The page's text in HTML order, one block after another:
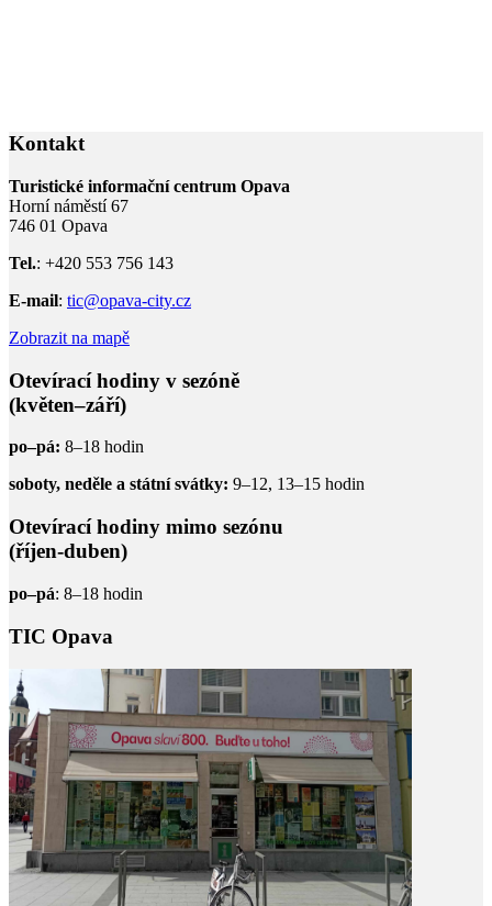
Kontakt
Turistické informační centrum Opava
Horní náměstí 67
746 01 Opava
Tel.: +420 553 756 143
E-mail: tic@opava-city.cz
Zobrazit na mapě
Otevírací hodiny v sezóně
(květen–září)
po–pá: 8–18 hodin
soboty, neděle a státní svátky: 9–12, 13–15 hodin
Otevírací hodiny mimo sezónu
(říjen-duben)
po–pá: 8–18 hodin
TIC Opava